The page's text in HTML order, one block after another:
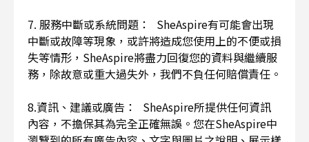
7. 服務中斷或系統問題： SheAspire有可能會出現
中斷或故障等現象，或許將造成您使用上的不便或損
失等情形，SheAspire將盡力回復您的資料與繼續服
務，除故意或重大過失外，我們不負任何賠償責任。
8.資訊、建議或廣告： SheAspire所提供任何資訊
內容，不擔保其為完全正確無誤。您在SheAspire中